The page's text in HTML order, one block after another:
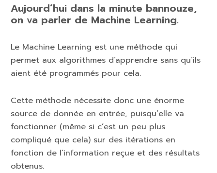
Nous contacter
Aujourd’hui dans la minute bannouze,
on va parler de Machine Learning.
Le Machine Learning est une méthode qui
permet aux algorithmes d’apprendre sans qu’ils
aient été programmés pour cela.
Cette méthode nécessite donc une énorme
source de donnée en entrée, puisqu’elle va
fonctionner (même si c’est un peu plus
compliqué que cela) sur des itérations en
fonction de l’information reçue et des résultats
obtenus.